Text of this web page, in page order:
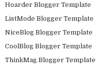
Hoarder Blogger Template
ListMode Blogger Template
NiceBlog Blogger Template
CoolBlog Blogger Template
ThinkMag Blogger Template